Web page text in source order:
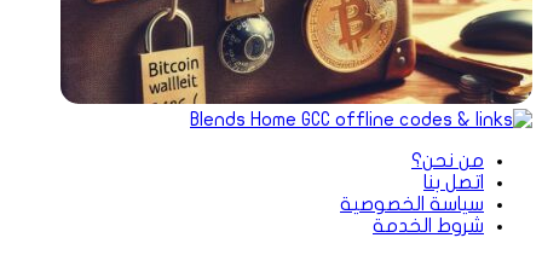
من نحن؟
اتصل بنا
سياسة الخصوصية
شروط الخدمة